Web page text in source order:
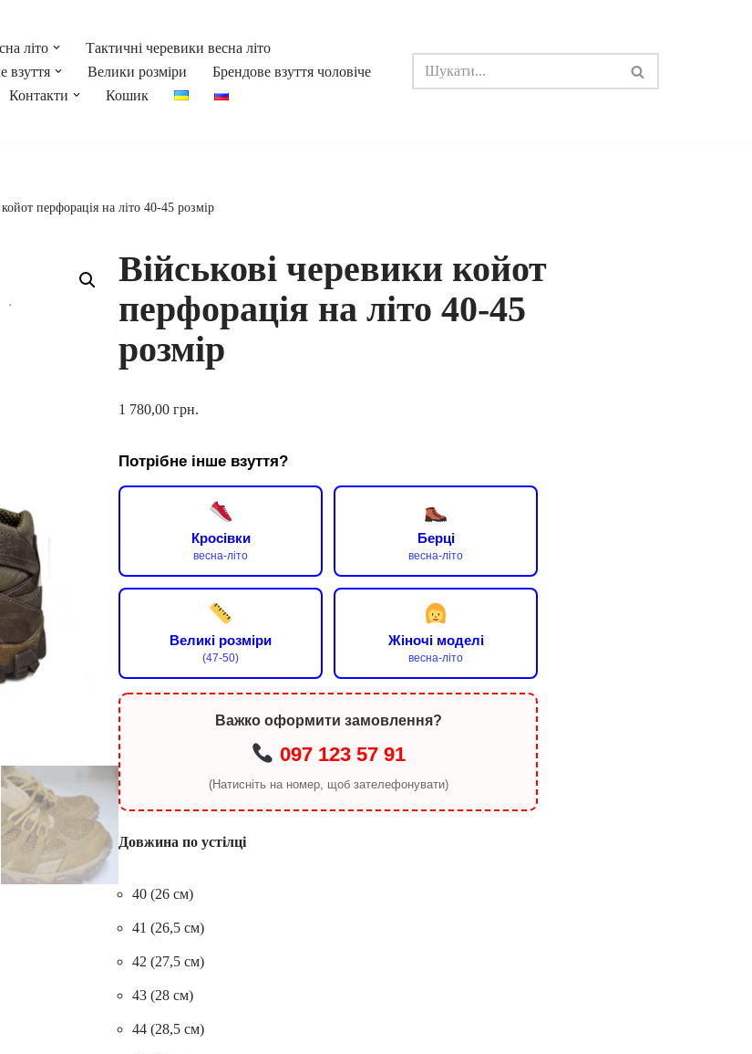
літо
Тактичні черевики весна літо
взуття Велики розміри
Брендове взуття чоловіче
Контакти Кошик
перфорація на літо 40-45 розмір
Військові черевики койот
перфорація на літо 40-45
розмір
1 780,00грн.
Потрібне інше взуття?
Кросівки
весна-літо
Берці
весна-літо
Великі розміри
(47-50)
Жіночі моделі
весна-літо
Важко оформити замовлення?
097 123 57 91
(Натисніть на номер, щоб зателефонувати)
Довжина по устілці
40 (26 см)
41 (26,5 см)
42 (27,5 см)
43 (28 см)
44 (28,5 см)